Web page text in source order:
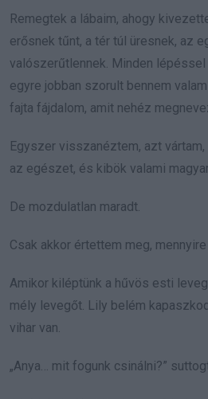
Remegtek a lábaim, ahogy
erősnek tűnt, a tér túl üresnek, az
valószerűtlennek. Minden
egyre jobban szorult bennem
fajta fájdalom, amit nehéz
Egyszer visszanéztem, azt
az egészet, és kibök valami
De mozdulatlan maradt.
Csak akkor értettem meg,
Amikor kiléptünk a hűvös esti
mély levegőt. Lily belém
vihar van.
„Anya… mit fogunk csinálni?”